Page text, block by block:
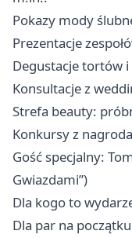
Pokazy mody
Prezentacje
Degustacje tortów
Konsultacje z
Strefa beauty:
Konkursy z
Gość specjalny:
Gwiazdami”)
Dla kogo to
Dla par na